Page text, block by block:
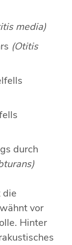
media)
(Otitis
durch
die
vor
Hinter